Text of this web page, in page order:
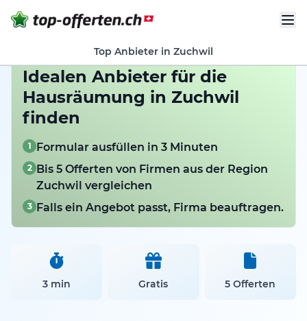
Top Anbieter in Zuchwil
Idealen Anbieter für die
Hausräumung in Zuchwil
finden
1 Formular ausfüllen in 3 Minuten
2 Bis 5 Offerten von Firmen aus der Region
Zuchwil vergleichen
3 Falls ein Angebot passt, Firma beauftragen.
3 min Gratis 5 Offerten